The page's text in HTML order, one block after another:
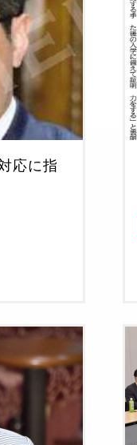
応に指